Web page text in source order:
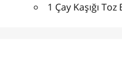
1 Çay Kaşığı